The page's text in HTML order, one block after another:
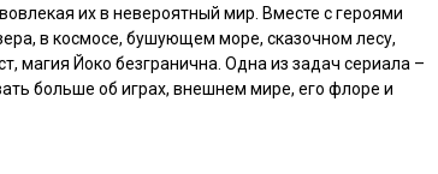
их в невероятный мир. Вместе с героями
в космосе, бушующем море, сказочном лесу,
магия Йоко безгранична. Одна из задач сериала –
больше об играх, внешнем мире, его флоре и